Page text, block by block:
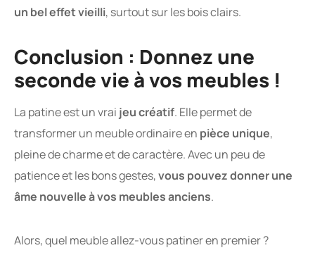
un bel effet vieilli, surtout sur les bois clairs.
Conclusion : Donnez une
seconde vie à vos meubles !
La patine est un vrai jeu créatif. Elle permet de
transformer un meuble ordinaire en pièce unique,
pleine de charme et de caractère. Avec un peu de
patience et les bons gestes,vous pouvez donner une
âme nouvelle à vos meubles anciens.
Alors, quel meuble allez-vous patiner en premier ?